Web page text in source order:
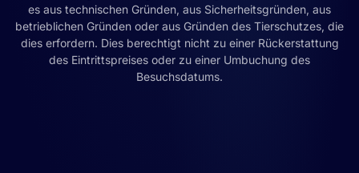
es aus technischen Gründen, aus Sicherheitsgründen, aus
betrieblichen Gründen oder aus Gründen des Tierschutzes, die
dies erfordern. Dies berechtigt nicht zu einer Rückerstattung
des Eintrittspreises oder zu einer Umbuchung des
Besuchsdatums.